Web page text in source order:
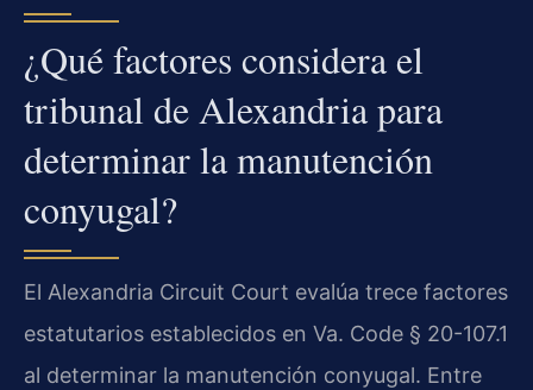
¿Qué factores considera el
tribunal de Alexandria para
determinar la manutención
conyugal?
El Alexandria Circuit Court evalúa trece factores
estatutarios establecidos en Va. Code § 20-107.1
al determinar la manutención conyugal. Entre